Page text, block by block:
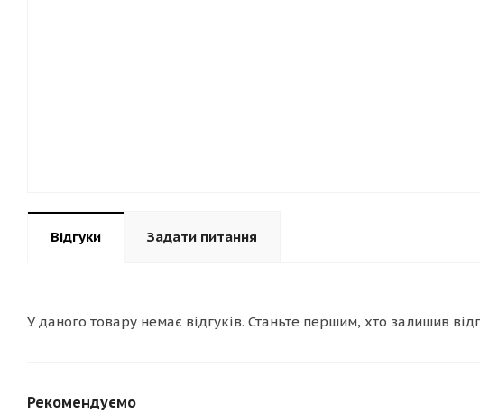
Відгуки Задати питання
У даного товару немає відгуків. Станьте першим, хто залишив
Рекомендуємо